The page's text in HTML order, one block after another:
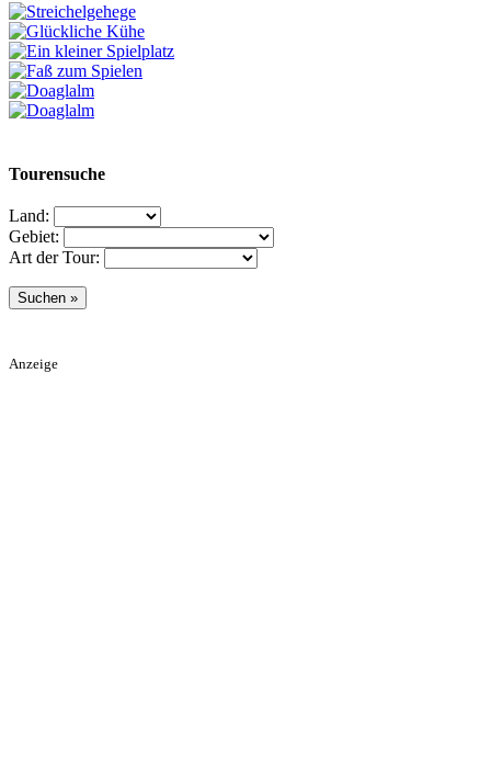
Tourensuche
Land:
Gebiet:
Art der Tour:
Anzeige